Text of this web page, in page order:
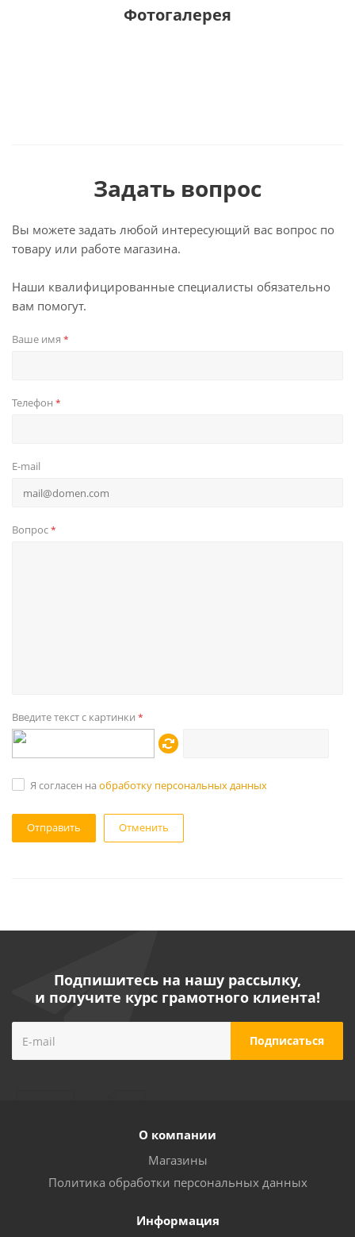
Фотогалерея
Задать вопрос
Вы можете задать любой интересующий вас вопрос по
товару или работе магазина.
Наши квалифицированные специалисты обязательно
вам помогут.
Ваше имя *
Телефон *
E-mail
Вопрос*
Введите текст с картинки *
Я согласен на обработку персональных данных
Отменить
Подпишитесь на нашу рассылку,
и получите курс грамотного клиента!
О компании
Магазины
Политика обработки персональных данных
Информация